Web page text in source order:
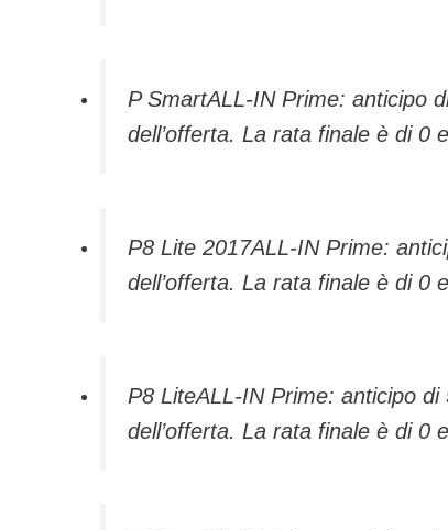
P SmartALL-IN Prime: anticipo
dell’offerta. La rata finale è di 0
P8 Lite 2017ALL-IN Prime:
dell’offerta. La rata finale è di 0
P8 LiteALL-IN Prime: anticipo
dell’offerta. La rata finale è di 0